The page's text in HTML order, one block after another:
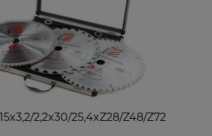
2,2x30/25,4xZ28/Z48/Z72